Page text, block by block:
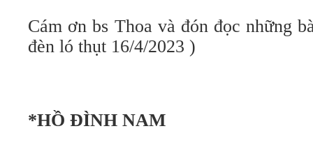
Cám ơn bs Thoa và đón đọc những
đèn ló thụt 16/4/2023 )
*HỒ ĐÌNH NAM